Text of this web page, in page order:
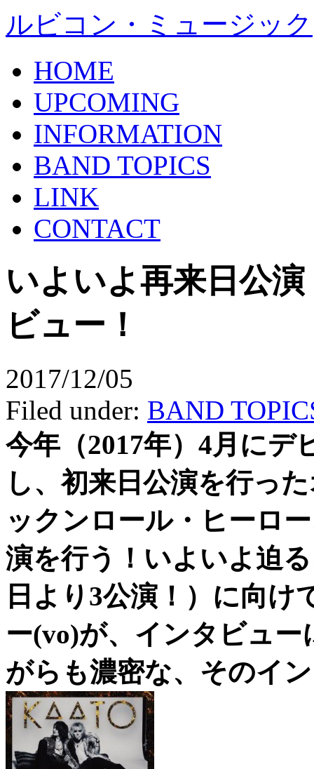
ルビコン・ミュージック
HOME
UPCOMING
INFORMATION
BAND TOPICS
LINK
CONTACT
いよいよ再来日公
ビュー！
2017/12/05
Filed under: BAND
今年（2017年）4月に
し、初来日公演を行っ
ックンロール・ヒーロ
演を行う！いよいよ迫
日より3公演！）に向け
ー(vo)が、インタビュ
がらも濃密な、そのイ